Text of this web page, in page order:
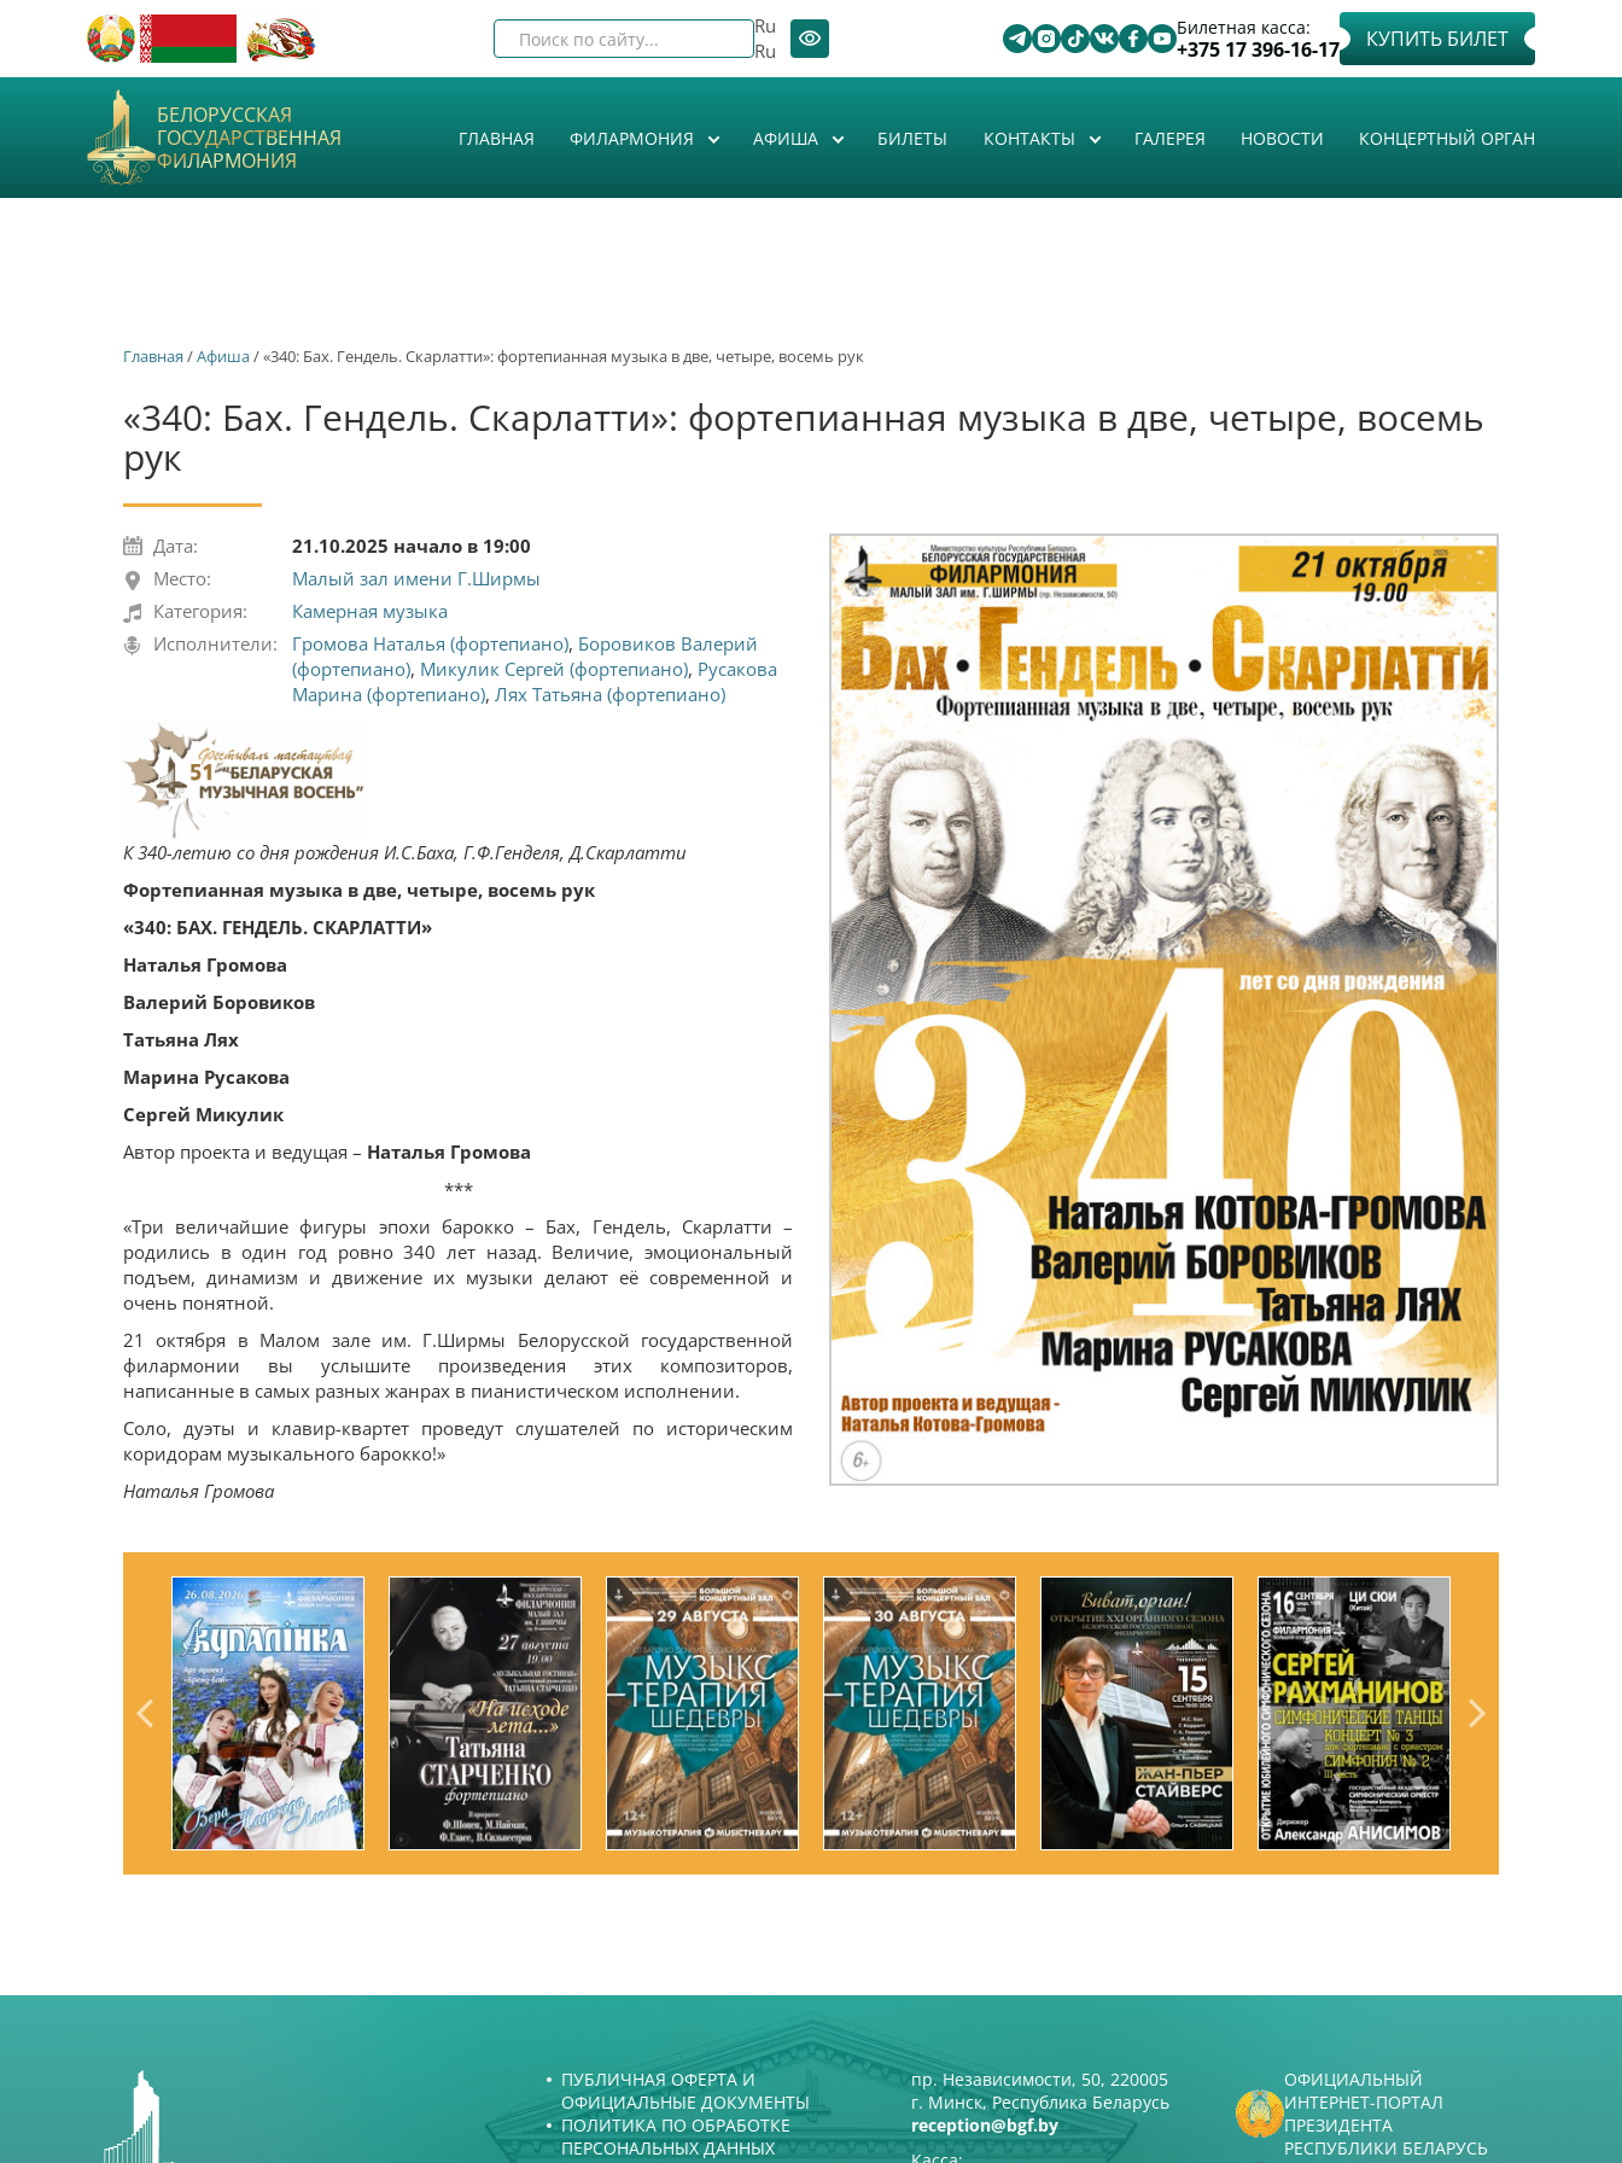
Билетная касса:
+375 17 396-16-17 КУПИТЬ БИЛЕТ
Ru
Ru
БЕЛОРУССКАЯ
ГОСУДАРСТВЕННАЯ
ФИЛАРМОНИЯ
ГЛАВНАЯ ФИЛАРМОНИЯ АФИША БИЛЕТЫ КОНТАКТЫ ГАЛЕРЕЯ НОВОСТИ КОНЦЕРТНЫЙ ОРГАН
Главная /Афиша/ «340: Бах. Гендель. Скарлатти»: фортепианная музыка в две, четыре, восемь рук
«340: Бах. Гендель. Скарлатти»: фортепианная музыка в две, четыре, восемь
рук
Дата:
21.10.2025 начало в 19:00
Место:
Малый зал имени Г.Ширмы
Категория:
Камерная музыка
Исполнители:
Громова Наталья (фортепиано), Боровиков Валерий
(фортепиано), Микулик Сергей (фортепиано), Русакова
Марина (фортепиано), Лях Татьяна (фортепиано)
К 340-летию со дня рождения И.С.Баха, Г.Ф.Генделя, Д.Скарлатти
Фортепианная музыка в две, четыре, восемь рук
«340: БАХ. ГЕНДЕЛЬ. СКАРЛАТТИ»
Наталья Громова
Валерий Боровиков
Татьяна Лях
Марина Русакова
Сергей Микулик
Автор проекта и ведущая – Наталья Громова
***
«Три величайшие фигуры эпохи барокко – Бах, Гендель, Скарлатти –
родились в один год ровно 340 лет назад. Величие, эмоциональный
подъем, динамизм и движение их музыки делают её современной и
очень понятной.
21 октября в Малом зале им. Г.Ширмы Белорусской государственной
филармонии вы услышите произведения этих композиторов,
написанные в самых разных жанрах в пианистическом исполнении.
Соло, дуэты и клавир-квартет проведут слушателей по историческим
коридорам музыкального барокко!»
Наталья Громова
ПУБЛИЧНАЯ ОФЕРТА И
ОФИЦИАЛЬНЫЕ ДОКУМЕНТЫ
ПОЛИТИКА ПО ОБРАБОТКЕ
ПЕРСОНАЛЬНЫХ ДАННЫХ
пр. Независимости, 50, 220005
г. Минск, Республика Беларусь
reception@bgf.by
ОФИЦИАЛЬНЫЙ
ИНТЕРНЕТ-ПОРТАЛ
ПРЕЗИДЕНТА
РЕСПУБЛИКИ БЕЛАРУСЬ